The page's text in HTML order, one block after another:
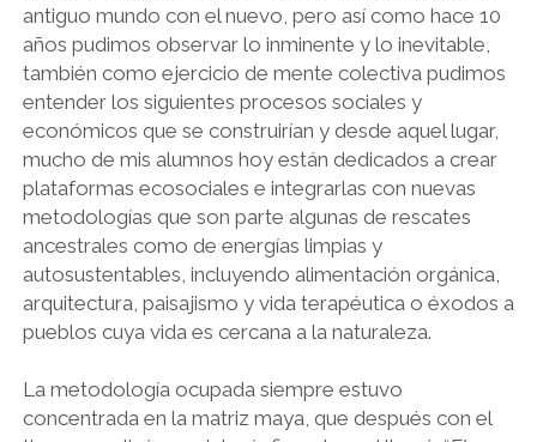
antiguo mundo con el nuevo, pero así como hace 10
años pudimos observar lo inminente y lo inevitable,
también como ejercicio de mente colectiva pudimos
entender los siguientes procesos sociales y
económicos que se construirían y desde aquel lugar,
mucho de mis alumnos hoy están dedicados a crear
plataformas ecosociales e integrarlas con nuevas
metodologías que son parte algunas de rescates
ancestrales como de energías limpias y
autosustentables, incluyendo alimentación orgánica,
arquitectura, paisajismo y vida terapéutica o éxodos a
pueblos cuya vida es cercana a la naturaleza.
La metodología ocupada siempre estuvo
concentrada en la matriz maya, que después con el